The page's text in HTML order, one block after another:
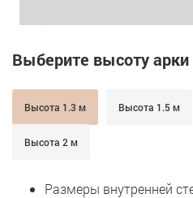
Выберите высоту арки
Высота 1.3 м Высота 1.5 м
Высота 2 м
Размеры внутренней